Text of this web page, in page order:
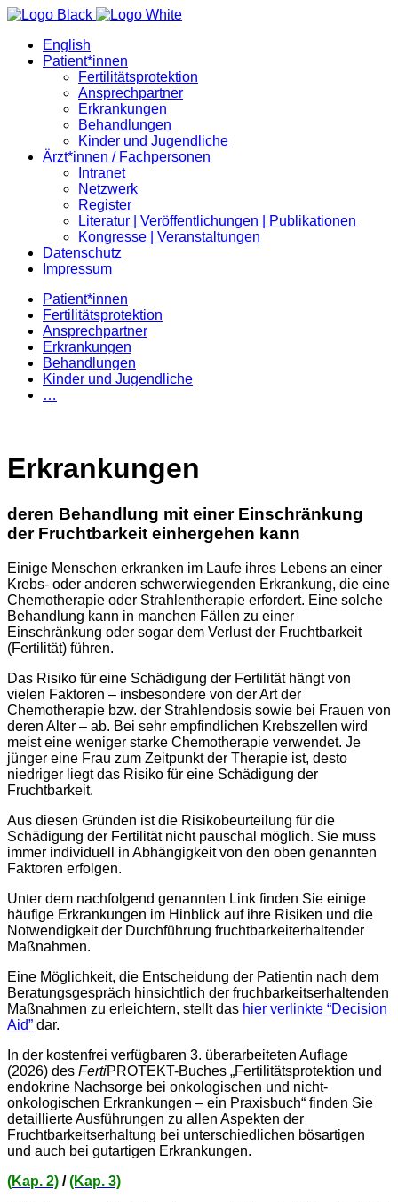
English
Patient*innen
Fertilitätsprotektion
Ansprechpartner
Erkrankungen
Behandlungen
Kinder und Jugendliche
Ärzt*innen / Fachpersonen
Intranet
Netzwerk
Register
Literatur | Veröffentlichungen | Publikationen
Kongresse | Veranstaltungen
Datenschutz
Impressum
Patient*innen
Fertilitätsprotektion
Ansprechpartner
Erkrankungen
Behandlungen
Kinder und Jugendliche
…
Erkrankungen
deren Behandlung mit einer Einschränkung
der Fruchtbarkeit einhergehen kann
Einige Menschen erkranken im Laufe ihres Lebens an einer
Krebs- oder anderen schwerwiegenden Erkrankung, die eine
Chemotherapie oder Strahlentherapie erfordert. Eine solche
Behandlung kann in manchen Fällen zu einer
Einschränkung oder sogar dem Verlust der Fruchtbarkeit
(Fertilität) führen.
Das Risiko für eine Schädigung der Fertilität hängt von
vielen Faktoren – insbesondere von der Art der
Chemotherapie bzw. der Strahlendosis sowie bei Frauen von
deren Alter – ab. Bei sehr empfindlichen Krebszellen wird
meist eine weniger starke Chemotherapie verwendet. Je
jünger eine Frau zum Zeitpunkt der Therapie ist, desto
niedriger liegt das Risiko für eine Schädigung der
Fruchtbarkeit.
Aus diesen Gründen ist die Risikobeurteilung für die
Schädigung der Fertilität nicht pauschal möglich. Sie muss
immer individuell in Abhängigkeit von den oben genannten
Faktoren erfolgen.
Unter dem nachfolgend genannten Link finden Sie einige
häufige Erkrankungen im Hinblick auf ihre Risiken und die
Notwendigkeit der Durchführung fruchtbarkeiterhaltender
Maßnahmen.
Eine Möglichkeit, die Entscheidung der Patientin nach dem
Beratungsgespräch hinsichtlich der fruchbarkeitserhaltenden
Maßnahmen zu erleichtern, stellt das hier verlinkte “Decision
Aid” dar.
In der kostenfrei verfügbaren 3. überarbeiteten Auflage
(2026) des FertiPROTEKT-Buches „Fertilitätsprotektion und
endokrine Nachsorge bei onkologischen und nicht-
onkologischen Erkrankungen – ein Praxisbuch“ finden Sie
detaillierte Ausführungen zu allen Aspekten der
Fruchtbarkeitserhaltung bei unterschiedlichen bösartigen
und auch bei gutartigen Erkrankungen.
(Kap. 2) /(Kap. 3)